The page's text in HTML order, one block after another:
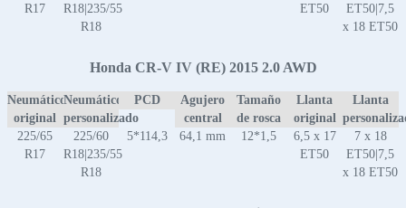
R17
R18|235/55
R18
ET50
ET50|7,5
x 18 ET50
Honda CR-V IV (RE) 2015 2.0 AWD
Neumático
original
Neumático
personalizado
PCD
Agujero
central
Tamaño
de rosca
Llanta
original
Llanta
225/65
R17
225/60
R18|235/55
R18
5*114,3 64,1 mm 12*1,5
6,5 x 17
ET50
7 x 18
ET50|7,5
x 18 ET50